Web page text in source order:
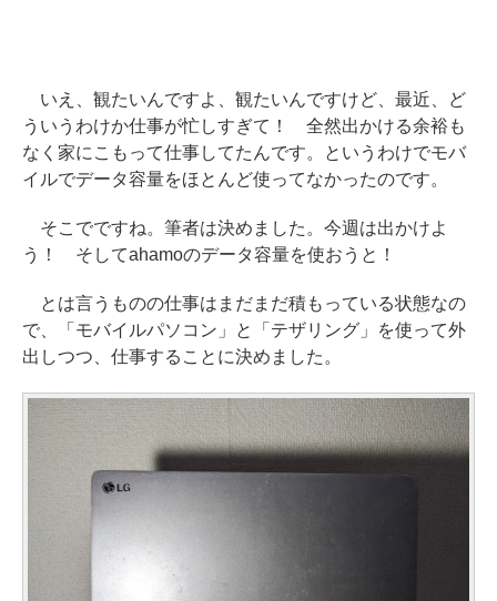
いえ、観たいんですよ、観たいんですけど、最近、ど
ういうわけか仕事が忙しすぎて！ 全然出かける余裕も
なく家にこもって仕事してたんです。というわけでモバ
イルでデータ容量をほとんど使ってなかったのです。
そこでですね。筆者は決めました。今週は出かけよ
う！ そしてahamoのデータ容量を使おうと！
とは言うものの仕事はまだまだ積もっている状態なの
で、「モバイルパソコン」と「テザリング」を使って外
出しつつ、仕事することに決めました。